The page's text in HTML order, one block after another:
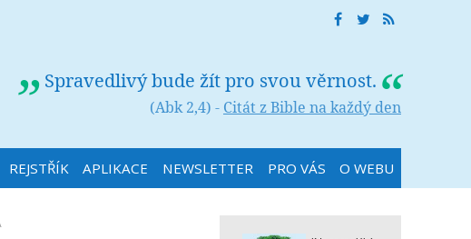
Spravedlivý bude žít pro svou věrnost.
(Abk 2,4) - Citát z Bible na každý den
REJSTŘÍK APLIKACE NEWSLETTER PRO VÁS O WEBU